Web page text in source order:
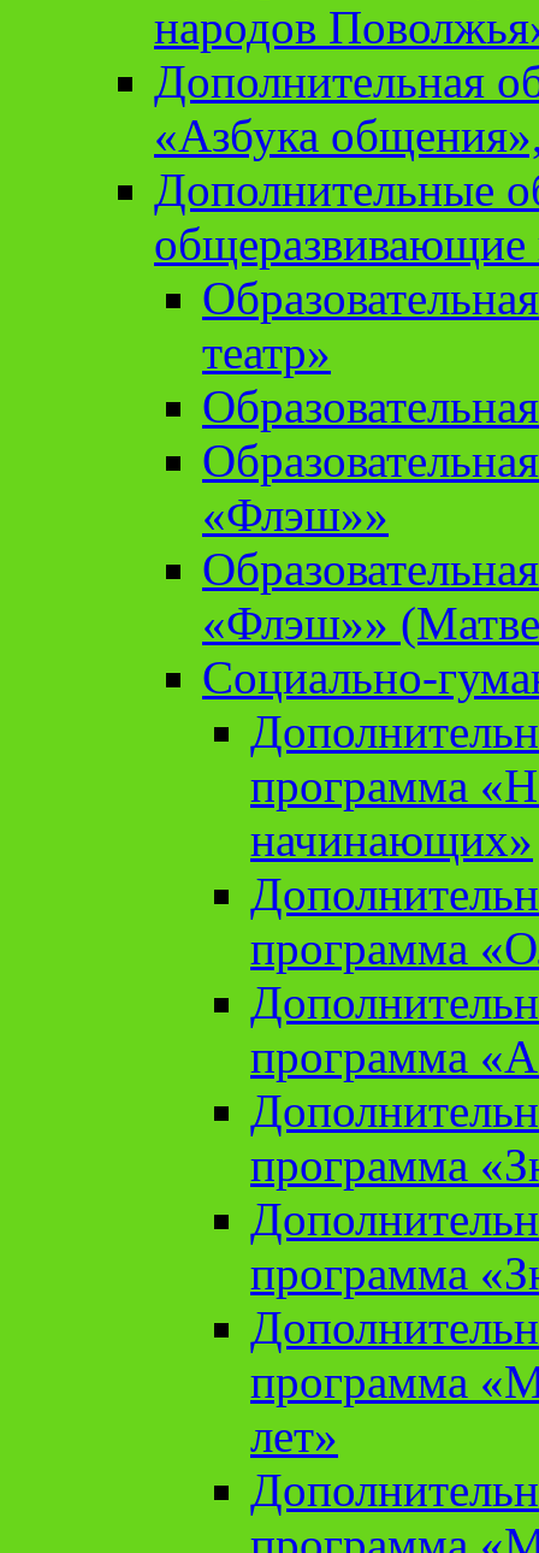
народов
Дополнительная
«Азбука
Дополнительные
театр»
«Флэш»»
«Флэш»»
Социально-
программа
начинающих»
программа
программа
программа
программа
программа
лет»